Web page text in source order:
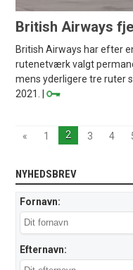
British Airways
British Airways har efter
rutenetværk valgt
mens yderligere tre ruter
2021. |
« 1 2 3 4
NYHEDSBREV
Fornavn:
Efternavn: